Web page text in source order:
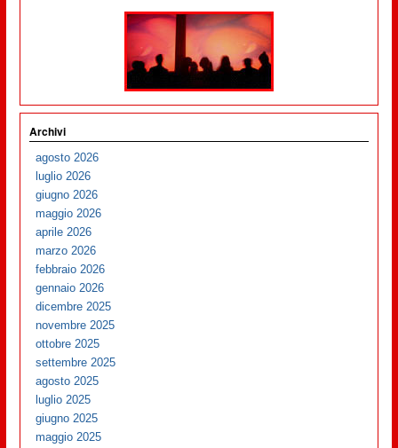
Archivi
agosto 2026
luglio 2026
giugno 2026
maggio 2026
aprile 2026
marzo 2026
febbraio 2026
gennaio 2026
dicembre 2025
novembre 2025
ottobre 2025
settembre 2025
agosto 2025
luglio 2025
giugno 2025
maggio 2025